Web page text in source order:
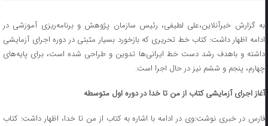
به گزارش خبرآنلاین،علی لطیفی، رئیس سازمان پژوهش و برنامه‌ریزی آموزشی در
ادامه اظهار داشت: کتاب خط تحریری که بازخورد بسیار مثبتی در دوره اجرای آزمایشی
داشته و باهدف رشد دست خط ایرانی‌ها تدوین و طراحی شده است، برای پایه‌های
چهارم، پنجم و ششم نیز در حال اجرا است.
آغاز اجرای آزمایشی کتاب از من تا خدا در دوره اول متوسطه
فارس در خبری نوشت:وی در ادامه با اشاره به کتاب از من تا خدا، اظهار داشت: کتاب